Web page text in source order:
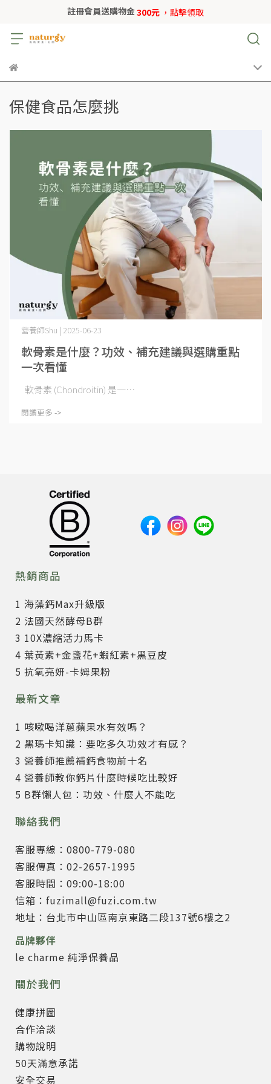
註冊會員送購物金300元 ，點擊領取
保健食品怎麼挑
軟骨素是什麼？功效、補充建議與選購重點
一次看懂
營養師Shu | 2025-06-23
軟骨素 (Chondroitin) 是一⋯
閱讀更多 ->
熱銷商品
1 海藻鈣Max升級版
2 法國天然酵母B群
3 10X濃縮活力馬卡
4 葉黃素+金盞花+蝦紅素+黑豆皮
5 抗氧亮妍-卡姆果粉
最新文章
1 咳嗽喝洋蔥蘋果水有效嗎？
2 黑瑪卡知識：要吃多久功效才有感？
3 營養師推薦補鈣食物前十名
4 營養師教你鈣片什麼時候吃比較好
5 B群懶人包：功效、什麼人不能吃
聯絡我們
客服專線：0800-779-080
客服傳真：02-2657-1995
客服時間：09:00-18:00
信箱：fuzimall@fuzi.com.tw
地址：台北市中山區南京東路二段137號6樓之2
品牌夥伴
le charme 純淨保養品
關於我們
健康拼圖
合作洽談
購物說明
50天滿意承諾
安全交易